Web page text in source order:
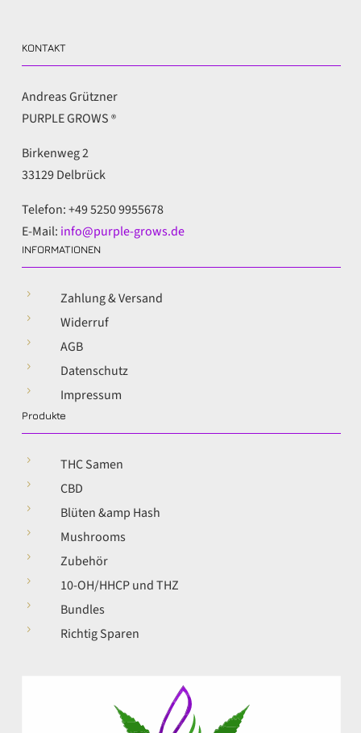
KONTAKT
Andreas Grützner
PURPLE GROWS®
Birkenweg 2
33129 Delbrück
Telefon: +49 5250 9955678
E-Mail: info@purple-grows.de
INFORMATIONEN
5 Zahlung & Versand
5 Widerruf
5 AGB
5 Datenschutz
5 Impressum
Produkte
5 THC Samen
5 CBD
5 Blüten &amp Hash
5 Mushrooms
5 Zubehör
5 10-OH/HHCP und THZ
5 Bundles
5 Richtig Sparen